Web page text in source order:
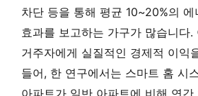
차단 등을 통해 평균 10~20%의
효과를 보고하는 가구가 많습니다.
거주자에게 실질적인 경제적 이익
들어, 한 연구에서는 스마트 홈 시